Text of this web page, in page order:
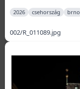
2026 csehország brno
002/R_011089.jpg